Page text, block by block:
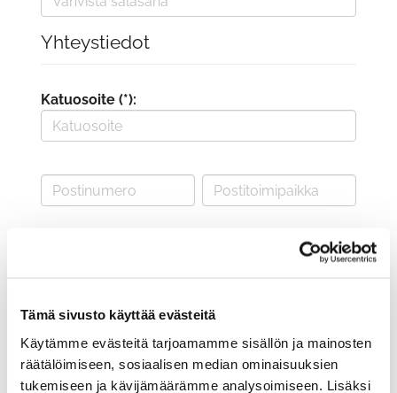
Tämä sivusto käyttää evästeitä
Käytämme evästeitä tarjoamamme sisällön ja mainosten
räätälöimiseen, sosiaalisen median ominaisuuksien
tukemiseen ja kävijämäärämme analysoimiseen. Lisäksi
Yhteystiedot
Katuosoite (*):
Valitse seura: